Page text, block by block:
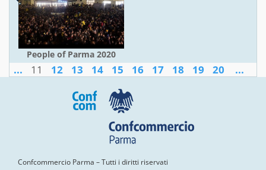
People of Parma 2020
... 11 12 13 14 15 16 17 18 19 20 ...
Confcommercio Parma – Tutti i diritti riservati